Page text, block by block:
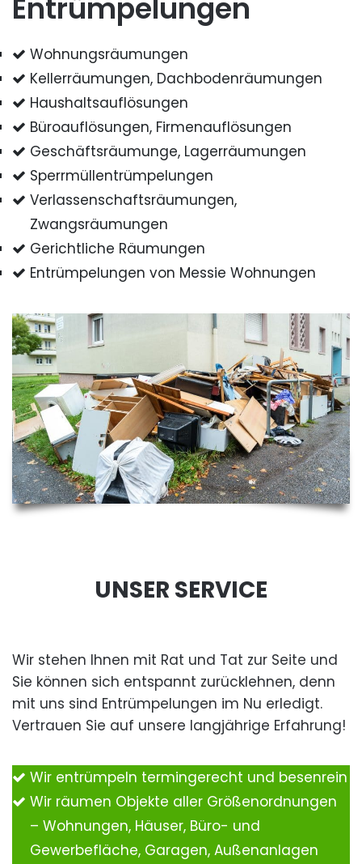
Entrümpelungen
Wohnungsräumungen
Kellerräumungen, Dachbodenräumungen
Haushaltsauflösungen
Büroauflösungen, Firmenauflösungen
Geschäftsräumunge, Lagerräumungen
Sperrmüllentrümpelungen
Verlassenschaftsräumungen,
Zwangsräumungen
Gerichtliche Räumungen
Entrümpelungen von Messie Wohnungen
UNSER SERVICE
Wir stehen Ihnen mit Rat und Tat zur Seite und
Sie können sich entspannt zurücklehnen, denn
mit uns sind Entrümpelungen im Nu erledigt.
Vertrauen Sie auf unsere langjährige Erfahrung!
Wir entrümpeln termingerecht und besenrein
Wir räumen Objekte aller Größenordnungen
– Wohnungen, Häuser, Büro- und
Gewerbefläche, Garagen, Außenanlagen